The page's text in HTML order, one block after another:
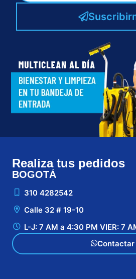
Realiza tus pedidos
BOGOTÁ
310 4282542
Calle 32 # 19-10
L-J: 7 AM a 4:30 PM VIER: 7
Contactar